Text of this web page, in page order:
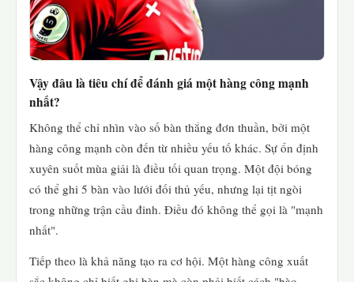
Vậy đâu là tiêu chí để đánh giá một hàng công mạnh
nhất?
Không thể chỉ nhìn vào số bàn thắng đơn thuần, bởi một
hàng công mạnh còn đến từ nhiều yếu tố khác. Sự ổn định
xuyên suốt mùa giải là điều tối quan trọng. Một đội bóng
có thể ghi 5 bàn vào lưới đối thủ yếu, nhưng lại tịt ngòi
trong những trận cầu đinh. Điều đó không thể gọi là "mạnh
nhất".
Tiếp theo là khả năng tạo ra cơ hội. Một hàng công xuất